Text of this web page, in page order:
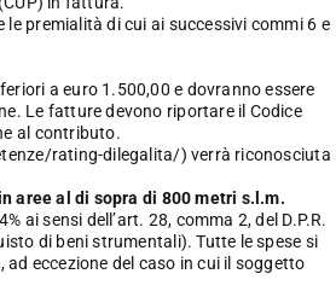
le premialità di cui ai successivi commi 6 e
a euro 1.500,00 e dovranno essere
Le fatture devono riportare il Codice
al contributo.
rating-dilegalita/) verrà riconosciuta
aree al di sopra di 800 metri s.l.m.
ai sensi dell’art. 28, comma 2, del D.P.R.
di beni strumentali). Tutte le spese si
ad eccezione del caso in cui il soggetto